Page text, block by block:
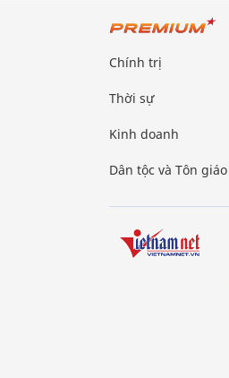
Chính trị
Thời sự
Kinh doanh
Dân tộc và Tôn giáo